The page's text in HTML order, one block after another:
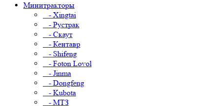
Минитракторы
- Xingtai
- Рустрак
- Скаут
- Кентавр
- Shifeng
- Foton Lovol
- Jinma
- Dongfeng
- Kubota
- МТЗ